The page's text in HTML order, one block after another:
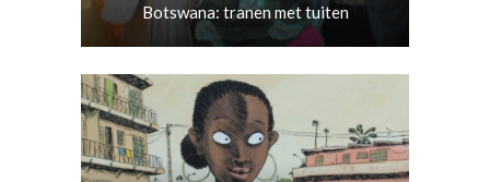
Botswana: tranen met tuiten